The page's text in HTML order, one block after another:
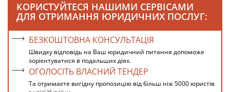
КОРИСТУЙТЕСЯ НАШИМИ СЕРВІСАМИ
ДЛЯ ОТРИМАННЯ ЮРИДИЧНИХ ПОСЛУГ:
БЕЗКОШТОВНА КОНСУЛЬТАЦІЯ
Швидку відповідь на Ваш юридичний питання допоможе
зорієнтуватися в подальших діях.
ОГОЛОСІТЬ ВЛАСНИЙ ТЕНДЕР
Та отримаєте вигідну пропозицію від більш ніж 5000 юристів